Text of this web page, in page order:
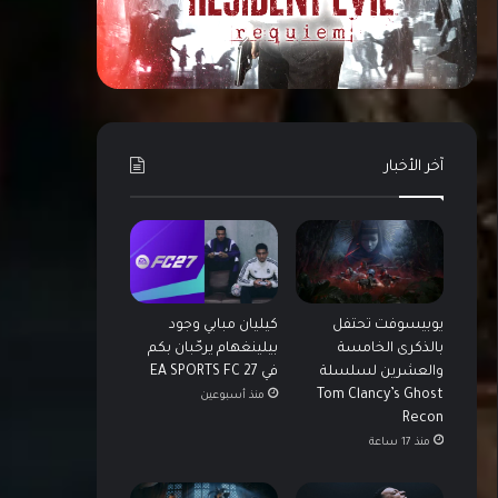
آخر الأخبار
يوبيسوفت تحتفل
بالذكرى الخامسة
والعشرين لسلسلة
Tom Clancy’s Ghost
Recon
منذ 17 ساعة
كيليان مبابي وجود
بيلينغهام يرحّبان بكم
في EA SPORTS FC 27
منذ أسبوعين